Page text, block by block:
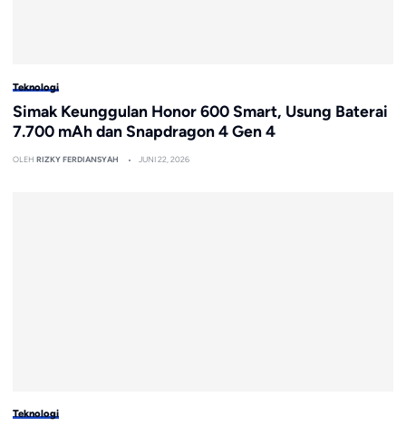
Teknologi
Simak Keunggulan Honor 600 Smart, Usung Baterai
7.700 mAh dan Snapdragon 4 Gen 4
OLEH RIZKY FERDIANSYAH JUNI 22, 2026
Teknologi